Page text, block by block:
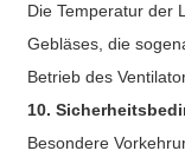
Die Temperatur der
Gebläses, die
Betrieb des
10.
Besondere